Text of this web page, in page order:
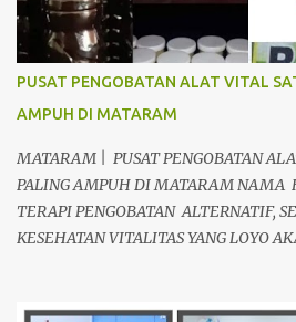
PUSAT PENGOBATAN ALAT VITAL
AMPUH DI MATARAM
MATARAM | PUSAT PENGOBATAN
PALING AMPUH DI MATARAM NAMA
TERAPI PENGOBATAN ALTERNATIF,
KESEHATAN VITALITAS YANG LOYO
Prakteknya Yang sudah menyebar